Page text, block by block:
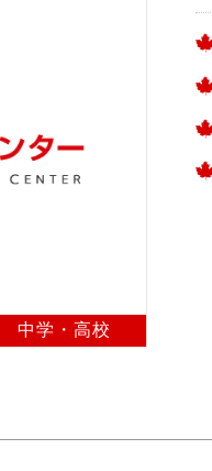
中学・高校